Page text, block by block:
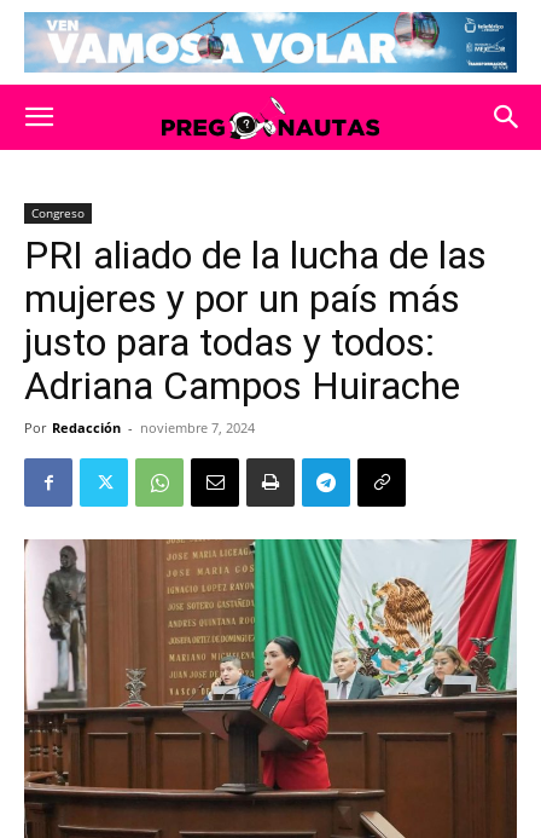
Congreso
PRI aliado de la lucha de las
mujeres y por un país más
justo para todas y todos:
Adriana Campos Huirache
Por Redacción - noviembre 7, 2024